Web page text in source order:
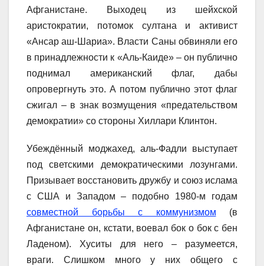
Афганистане. Выходец из шейхской
аристократии, потомок султана и активист
«Ансар аш-Шариа». Власти Саны обвиняли его
в принадлежности к «Аль-Каиде» – он публично
поднимал американский флаг, дабы
опровергнуть это. А потом публично этот флаг
сжигал – в знак возмущения «предательством
демократии» со стороны Хиллари Клинтон.
Убеждённый моджахед, аль-Фадли выступает
под светскими демократическими лозунгами.
Призывает восстановить дружбу и союз ислама
с США и Западом – подобно 1980-м годам
совместной борьбы с коммунизмом (в
Афганистане он, кстати, воевал бок о бок с бен
Ладеном). Хуситы для него – разумеется,
враги. Слишком много у них общего с